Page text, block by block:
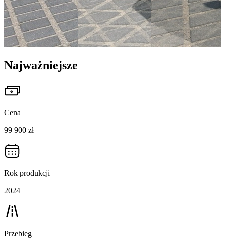
Najważniejsze
Cena
99 900 zł
Rok produkcji
2024
Przebieg